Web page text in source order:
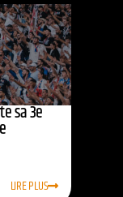
sa 3e
LIRE PLUS